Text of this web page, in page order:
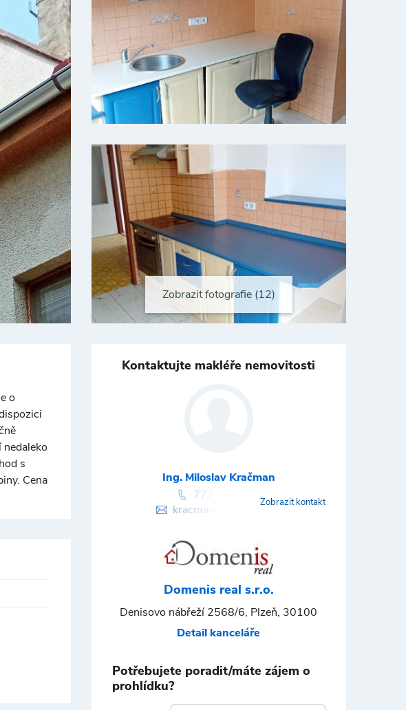
Zobrazit fotografie (12)
o
s
Cena
Kontaktujte makléře nemovitosti
Ing. Miloslav Kračman
777 984 994
kracman@domenis.czZobrazit kontakt
Domenis real s.r.o.
Denisovo nábřeží 2568/6, Plzeň, 30100
Detail kanceláře
Potřebujete poradit/máte zájem o
prohlídku?